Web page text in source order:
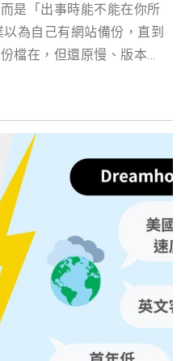
金融、醫療、電商、會員
、GDPR（若涉及歐盟資
程）等要求。機房環境與
、權限控管，會直接影響
由法遵/資安共同定義。
）崛起：因為人比機櫃更
到設備，但買不到 24/7
的人。 全託管看似每月收
發現：你不是在買代管，
」的機會。 三、TCO 透明
」與「爆炸」
是「出事時能不能在你所
為自己有網站備份，直到
檔在，但還原慢、版本不
董事會也該在意的事」 1.1
密，還會外流勒索 「雙重
密你的資料，同時外傳/竊
密 + 不公開）。這讓網站
中斷 + 信譽 + 合規的綜合
享責任模型下，資料保護是
雲端基礎設施的安全」，
與還原策略，仍然是企業
官方文件都把這點講得很清
；你買的是基礎設施，不是
本：停機與錯單 網站停機